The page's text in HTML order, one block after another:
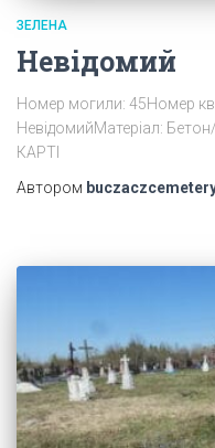
ЗЕЛЕНА
Невідомий
Номер могили: 45Номер
НевідомийМатеріал:
КАРТІ
Автором